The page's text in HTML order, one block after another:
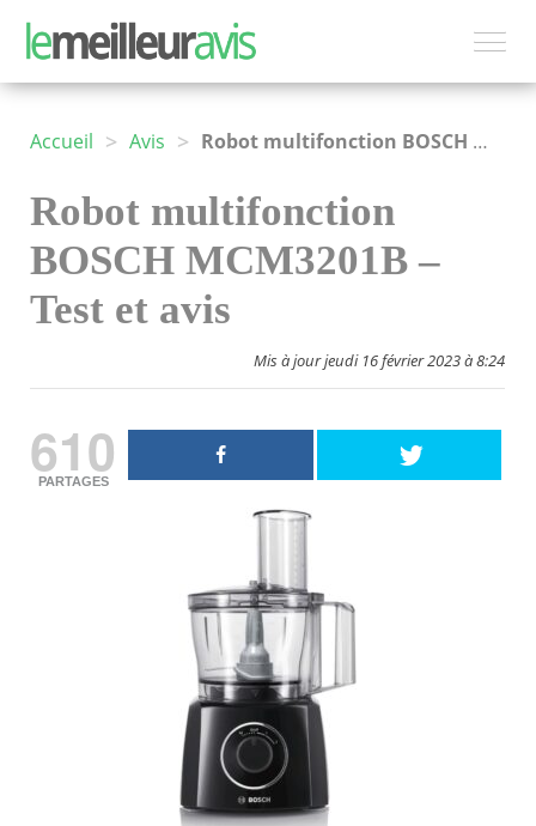
Accueil > Avis > Robot multifonction BOSCH MCM3201B
Robot multifonction
BOSCH MCM3201B –
Test et avis
Mis à jour jeudi 16 février 2023 à 8:24
610
PARTAGES